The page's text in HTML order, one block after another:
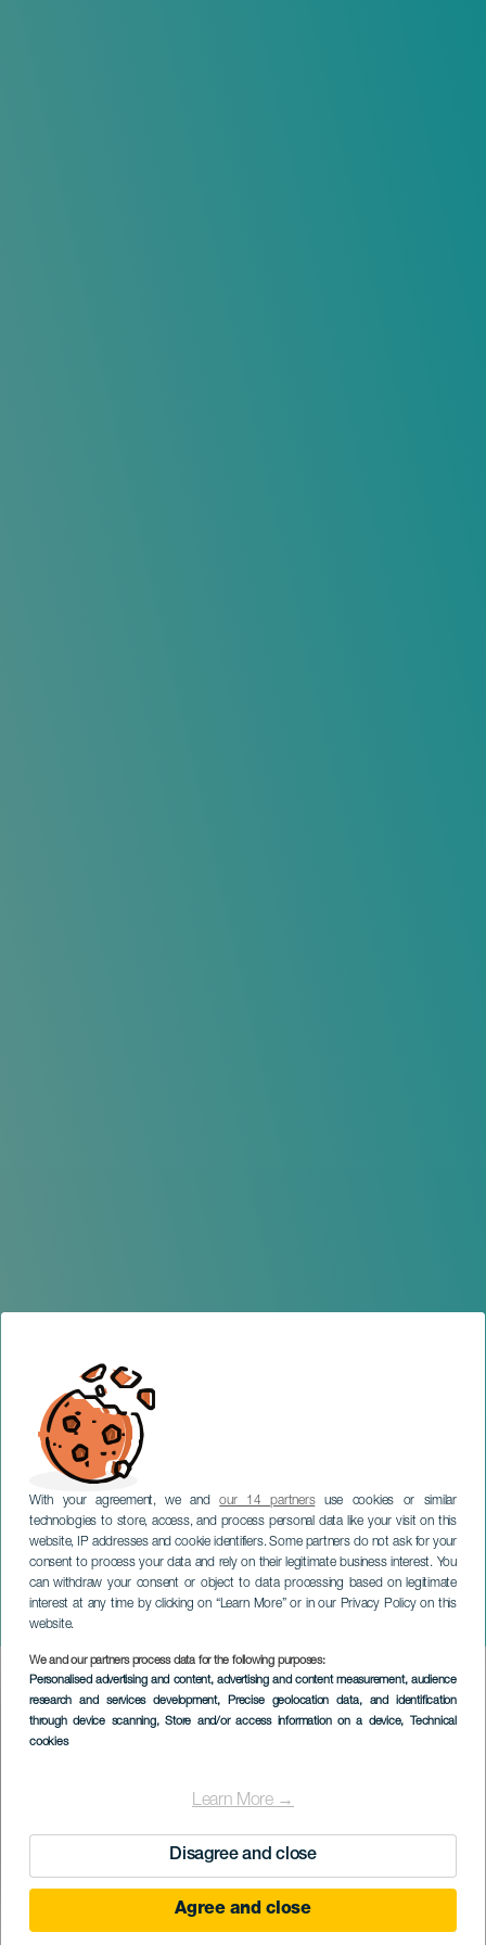
With your agreement, we andour 14 partnersuse cookies or similar
technologies to store, access, and process personal data like your visit on this
website, IP addresses and cookie identifiers. Some partners do not ask for your
consent to process your data and rely on their legitimate business interest. You
can withdraw your consent or object to data processing based on legitimate
interest at any time by clicking on “Learn More” or in our Privacy Policy on this
website.
We and our partners process data for the following purposes:
Personalised advertising and content, advertising and content measurement, audience
research and services development, Precise geolocation data, and identification
through device scanning, Store and/or access information on a device, Technical
cookies
Learn More →
Disagree and close
Agree and close
Cantando Pascuas
TENERIFE
Imagen
Listado